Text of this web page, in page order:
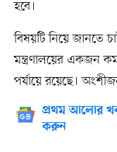
হবে।
বিষয়টি নিয়ে জানতে
মন্ত্রণালয়ের একজন
পর্যায়ে রয়েছে।
প্রথম আলোর
করুন